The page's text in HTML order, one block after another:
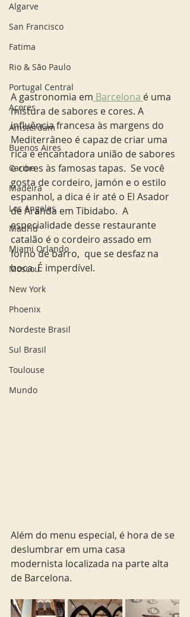
Algarve
San Francisco
Fatima
Rio & São Paulo
Portugal Central
Açores
Amsterdam
Buenos Aires
Caribe
Madeira
Los Angeles
Madrid
Miami Orlando
Moscou
New York
Phoenix
Nordeste Brasil
Sul Brasil
Toulouse
Mundo
A gastronomia em Barcelona é uma
mistura de sabores e cores. A
influência francesa às margens do
Mediterrâneo é capaz de criar uma
rica e encantadora união de sabores
e cores às famosas tapas.  Se você
gosta de cordeiro, jamón e o estilo
espanhol, a dica é ir até o El Asador
de Aranda em Tibidabo.  A
especialidade desse restaurante
catalão é o cordeiro assado em
forno de barro,  que se desfaz na
boca. É imperdível.
Além do menu especial, é hora de se
deslumbrar em uma casa
modernista localizada na parte alta
de Barcelona.